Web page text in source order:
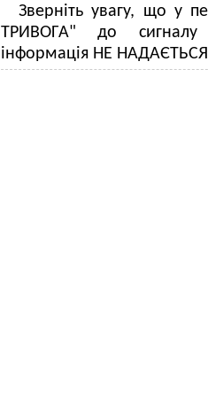
Зверніть увагу, що у
ТРИВОГА" до сигналу
інформація НЕ